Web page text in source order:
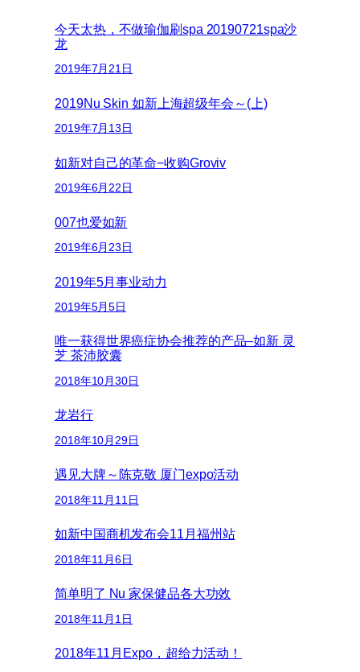
今天太热，不做瑜伽刷spa 20190721spa沙
龙
2019年7月21日
2019Nu Skin 如新上海超级年会～(上)
2019年7月13日
如新对自己的革命−收购Groviv
2019年6月22日
007也爱如新
2019年6月23日
2019年5月事业动力
2019年5月5日
唯一获得世界癌症协会推荐的产品–如新 灵
芝 茶沛胶囊
2018年10月30日
龙岩行
2018年10月29日
遇见大牌～陈克敬 厦门expo活动
2018年11月11日
如新中国商机发布会11月福州站
2018年11月6日
简单明了 Nu 家保健品各大功效
2018年11月1日
2018年11月Expo，超给力活动！